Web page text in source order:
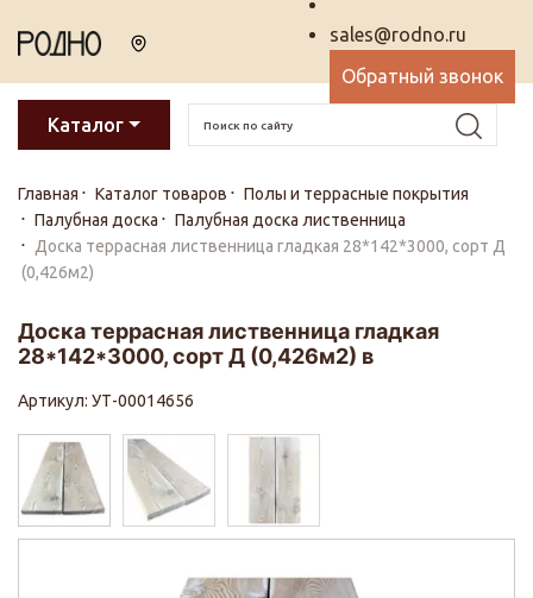
sales@rodno.ru
Обратный звонок
Каталог
Главная Каталог товаров
Полы и террасные покрытия
Палубная доска
Палубная доска лиственница
Доска террасная лиственница гладкая 28*142*3000, сорт Д
(0,426м2)
Доска террасная лиственница гладкая
28*142*3000, сорт Д (0,426м2) в
Артикул: УТ-00014656